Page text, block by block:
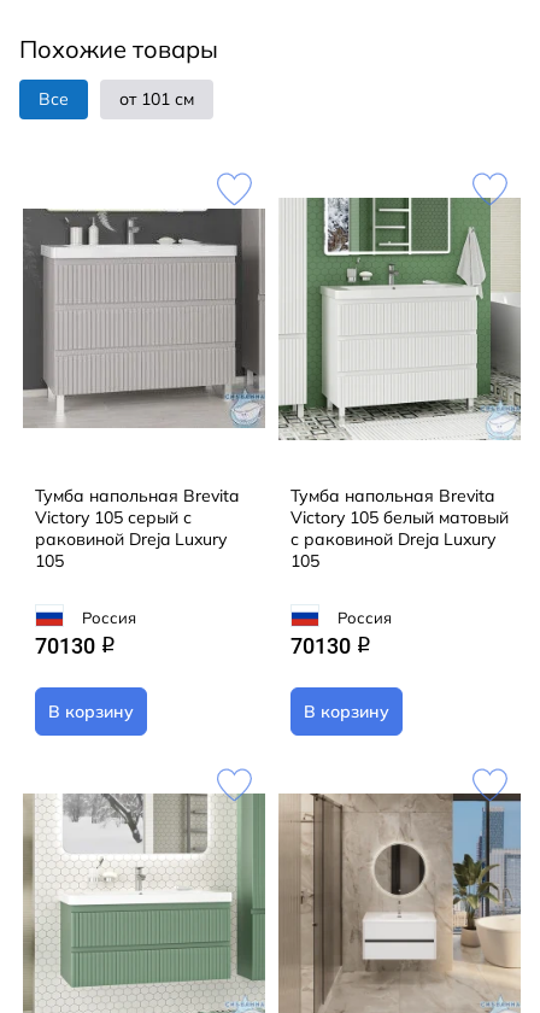
Похожие товары
Все от 101 см
Тумба напольная Brevita
Victory 105 серый с
раковиной Dreja Luxury
105
Россия
70130 q
В корзину
Тумба напольная Brevita
Victory 105 белый матовый
с раковиной Dreja Luxury
105
Россия
70130 q
В корзину